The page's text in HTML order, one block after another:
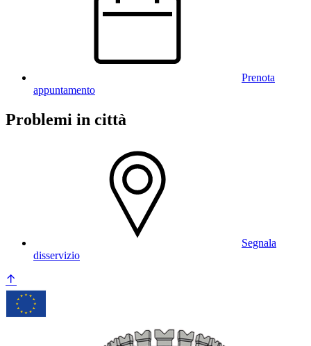
Prenota
appuntamento
Problemi in città
Segnala
disservizio